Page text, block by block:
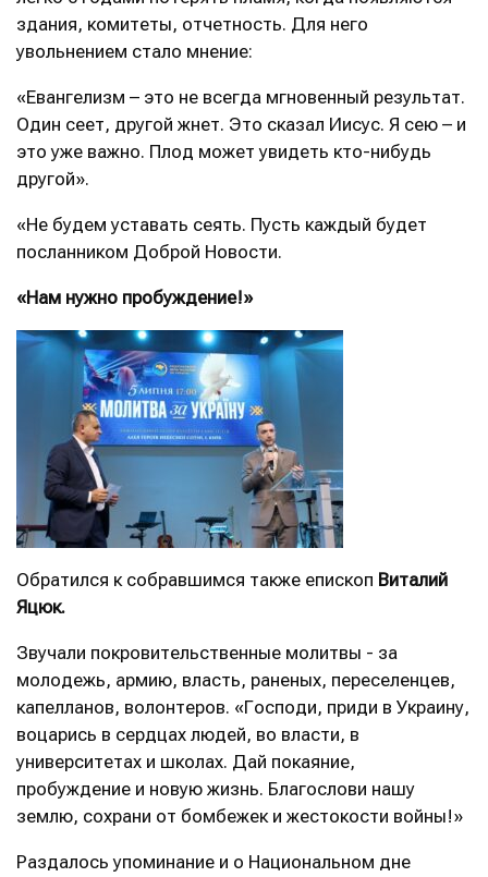
здания, комитеты, отчетность. Для него
увольнением стало мнение:
«Евангелизм – это не всегда мгновенный результат.
Один сеет, другой жнет. Это сказал Иисус. Я сею – и
это уже важно. Плод может увидеть кто-нибудь
другой».
«Не будем уставать сеять. Пусть каждый будет
посланником Доброй Новости.
«Нам нужно пробуждение!»
Обратился к собравшимся также епископ Виталий
Яцюк.
Звучали покровительственные молитвы - за
молодежь, армию, власть, раненых, переселенцев,
капелланов, волонтеров. «Господи, приди в Украину,
воцарись в сердцах людей, во власти, в
университетах и ​​школах. Дай покаяние,
пробуждение и новую жизнь. Благослови нашу
землю, сохрани от бомбежек и жестокости войны!»
Раздалось упоминание и о Национальном дне